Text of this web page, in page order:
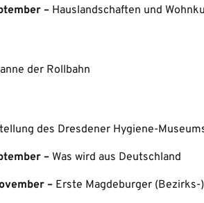
– Hauslandschaften und
der Rollbahn
des Dresdener Hygiene-
– Was wird aus Deutschland
– Erste Magdeburger